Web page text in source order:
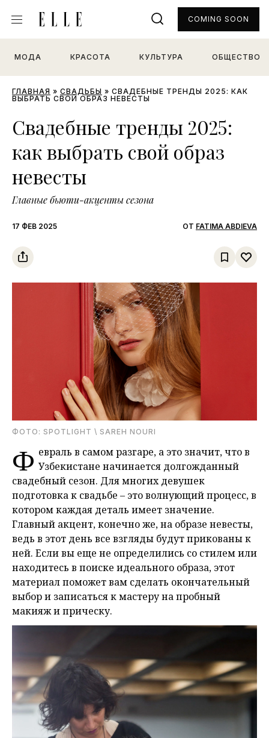
МОДА КРАСОТА КУЛЬТУРА ОБЩЕСТВО
COMING SOON
ГЛАВНАЯ » СВАДЬБЫ » СВАДЕБНЫЕ ТРЕНДЫ 2025: КАК
ВЫБРАТЬ СВОЙ ОБРАЗ НЕВЕСТЫ
Свадебные тренды 2025:
как выбрать свой образ
невесты
Главные бьюти-акценты сезона
17 ФЕВ 2025 ОТ FATIMA ABDIEVA
ФОТО: SPOTLIGHT \ SAREH NOURI
Ф евраль в самом разгаре, а это значит, что в
Узбекистане начинается долгожданный
свадебный сезон. Для многих девушек
подготовка к свадьбе – это волнующий процесс, в
котором каждая деталь имеет значение.
Главный акцент, конечно же, на образе невесты,
ведь в этот день все взгляды будут прикованы к
ней. Если вы еще не определились со стилем или
находитесь в поиске идеального образа, этот
материал поможет вам сделать окончательный
выбор и записаться к мастеру на пробный
макияж и прическу.